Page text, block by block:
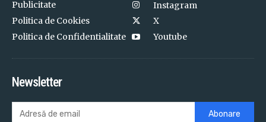
Publicitate
Politica de Cookies
Politica de Confidentialitate
Instagram
X
Youtube
Newsletter
Abonare